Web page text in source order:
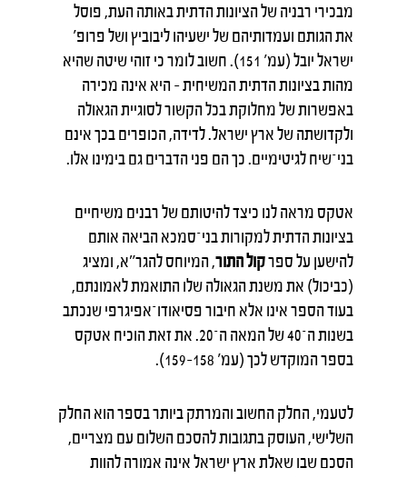
מבכירי רבניה של הציונות הדתית באותה העת, פוסל
את הגותם ועמדותיהם של ישעיהו ליבוביץ ושל פרופ'
ישראל יובל (עמ' 151). חשוב לומר כי זוהי שיטה שהיא
מהות בציונות הדתית המשיחית – היא אינה מכירה
באפשרות של מחלוקת בכל הקשור לסוגיית הגאולה
ולקדושתה של ארץ ישראל. לדידה, הכופרים בכך אינם
בני־שיח לגיטימיים. כך הם פני הדברים גם בימינו אלו.
אטקס מראה לנו כיצד להיטותם של רבנים משיחיים
בציונות הדתית למקורות בני־סמכא הביאה אותם
להישען על ספרקול התור, המיוחס להגר"א, ומציג
(כביכול) את משנת הגאולה שלו התואמת לאמונתם,
בעוד הספר אינו אלא חיבור פסיאודו־אפיגרפי שנכתב
בשנות ה־40 של המאה ה־20. את זאת הוכיח אטקס
בספר המוקדש לכך (עמ' 158–159).
לטעמי, החלק החשוב והמרתק ביותר בספר הוא החלק
השלישי, העוסק בתגובות להסכם השלום עם מצריים,
הסכם שבו שאלת ארץ ישראל אינה אמורה להוות